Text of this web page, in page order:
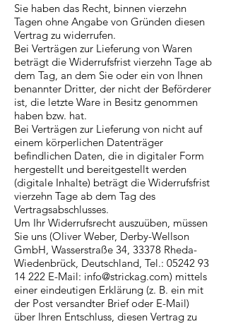
Sie haben das Recht, binnen vierzehn
Tagen ohne Angabe von Gründen diesen
Vertrag zu widerrufen.
Bei Verträgen zur Lieferung von Waren
beträgt die Widerrufsfrist vierzehn Tage ab
dem Tag, an dem Sie oder ein von Ihnen
benannter Dritter, der nicht der Beförderer
ist, die letzte Ware in Besitz genommen
haben bzw. hat.
Bei Verträgen zur Lieferung von nicht auf
einem körperlichen Datenträger
befindlichen Daten, die in digitaler Form
hergestellt und bereitgestellt werden
(digitale Inhalte) beträgt die Widerrufsfrist
vierzehn Tage ab dem Tag des
Vertragsabschlusses.
Um Ihr Widerrufsrecht auszuüben, müssen
Sie uns (Oliver Weber, Derby-Wellson
GmbH, Wasserstraße 34, 33378 Rheda-
Wiedenbrück, Deutschland, Tel.: 05242 93
14 222 E-Mail: info@strickag.com) mittels
einer eindeutigen Erklärung (z. B. ein mit
der Post versandter Brief oder E-Mail)
über Ihren Entschluss, diesen Vertrag zu